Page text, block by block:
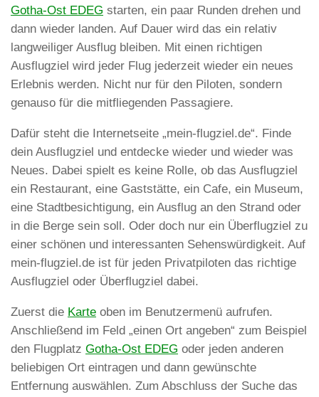
Gotha-Ost EDEG starten, ein paar Runden drehen und
dann wieder landen. Auf Dauer wird das ein relativ
langweiliger Ausflug bleiben. Mit einen richtigen
Ausflugziel wird jeder Flug jederzeit wieder ein neues
Erlebnis werden. Nicht nur für den Piloten, sondern
genauso für die mitfliegenden Passagiere.
Dafür steht die Internetseite „mein-flugziel.de“. Finde
dein Ausflugziel und entdecke wieder und wieder was
Neues. Dabei spielt es keine Rolle, ob das Ausflugziel
ein Restaurant, eine Gaststätte, ein Cafe, ein Museum,
eine Stadtbesichtigung, ein Ausflug an den Strand oder
in die Berge sein soll. Oder doch nur ein Überflugziel zu
einer schönen und interessanten Sehenswürdigkeit. Auf
mein-flugziel.de ist für jeden Privatpiloten das richtige
Ausflugziel oder Überflugziel dabei.
Zuerst die Karte oben im Benutzermenü aufrufen.
Anschließend im Feld „einen Ort angeben“ zum Beispiel
den Flugplatz Gotha-Ost EDEG oder jeden anderen
beliebigen Ort eintragen und dann gewünschte
Entfernung auswählen. Zum Abschluss der Suche das